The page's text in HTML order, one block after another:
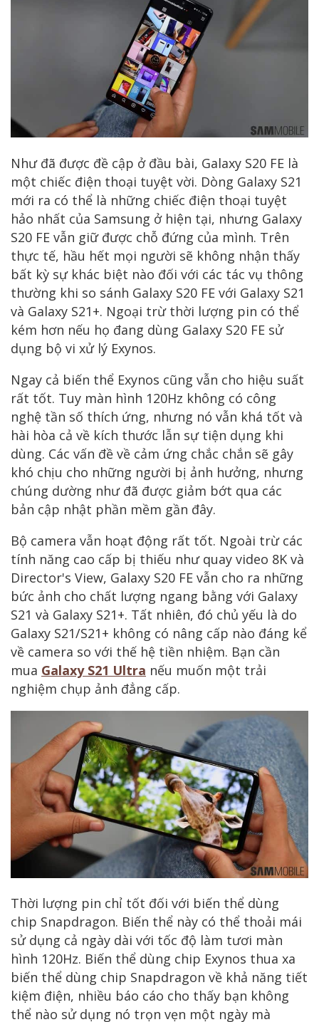
Như đã được đề cập ở đầu bài, Galaxy S20 FE là
một chiếc điện thoại tuyệt vời. Dòng Galaxy S21
mới ra có thể là những chiếc điện thoại tuyệt
hảo nhất của Samsung ở hiện tại, nhưng Galaxy
S20 FE vẫn giữ được chỗ đứng của mình. Trên
thực tế, hầu hết mọi người sẽ không nhận thấy
bất kỳ sự khác biệt nào đối với các tác vụ thông
thường khi so sánh Galaxy S20 FE với Galaxy S21
và Galaxy S21+. Ngoại trừ thời lượng pin có thể
kém hơn nếu họ đang dùng Galaxy S20 FE sử
dụng bộ vi xử lý Exynos.
Ngay cả biến thể Exynos cũng vẫn cho hiệu suất
rất tốt. Tuy màn hình 120Hz không có công
nghệ tần số thích ứng, nhưng nó vẫn khá tốt và
hài hòa cả về kích thước lẫn sự tiện dụng khi
dùng. Các vấn đề về cảm ứng chắc chắn sẽ gây
khó chịu cho những người bị ảnh hưởng, nhưng
chúng dường như đã được giảm bớt qua các
bản cập nhật phần mềm gần đây.
Bộ camera vẫn hoạt động rất tốt. Ngoài trừ các
tính năng cao cấp bị thiếu như quay video 8K và
Director's View, Galaxy S20 FE vẫn cho ra những
bức ảnh cho chất lượng ngang bằng với Galaxy
S21 và Galaxy S21+. Tất nhiên, đó chủ yếu là do
Galaxy S21/S21+ không có nâng cấp nào đáng kể
về camera so với thế hệ tiền nhiệm. Bạn cần
mua Galaxy S21 Ultra nếu muốn một trải
nghiệm chụp ảnh đẳng cấp.
Thời lượng pin chỉ tốt đối với biến thể dùng
chip Snapdragon. Biến thể này có thể thoải mái
sử dụng cả ngày dài với tốc độ làm tươi màn
hình 120Hz. Biến thể dùng chip Exynos thua xa
biến thể dùng chip Snapdragon về khả năng tiết
kiệm điện, nhiều báo cáo cho thấy bạn không
thể nào sử dụng nó trọn vẹn một ngày mà